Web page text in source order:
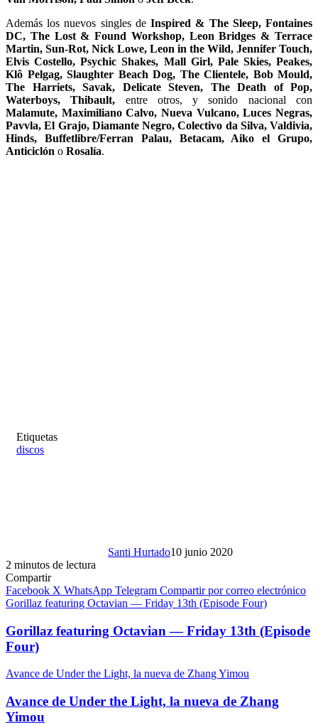
Además los nuevos singles deInspired & The Sleep, Fontaines
DC, The Lost & Found Workshop, Leon Bridges & Terrace
Martin, Sun-Rot, Nick Lowe, Leon in the Wild, Jennifer Touch,
Elvis Costello, Psychic Shakes, Mall Girl, Pale Skies, Peakes,
Klô Pelgag, Slaughter Beach Dog, The Clientele, Bob Mould,
The Harriets, Savak, Delicate Steven, The Death of Pop,
Waterboys, Thibault, entre otros, y sonido nacional con
Malamute, Maximiliano Calvo, Nueva Vulcano, Luces Negras,
Pavvla, El Grajo, Diamante Negro, Colectivo da Silva, Valdivia,
Hinds, Buffetlibre/Ferran Palau, Betacam, Aiko el Grupo,
Anticiclón o Rosalía.
Etiquetas
discos
Santi Hurtado10 junio 2020
2 minutos de lectura
Compartir
Facebook X WhatsApp Telegram Compartir por correo electrónico
Gorillaz featuring Octavian — Friday 13th (Episode Four)
Gorillaz featuring Octavian — Friday 13th (Episode
Four)
Avance de Under the Light, la nueva de Zhang Yimou
Avance de Under the Light, la nueva de Zhang
Yimou